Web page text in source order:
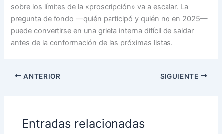
sobre los límites de la «proscripción» va a escalar. La
pregunta de fondo —quién participó y quién no en 2025—
puede convertirse en una grieta interna difícil de saldar
antes de la conformación de las próximas listas.
ANTERIOR SIGUIENTE
Entradas relacionadas